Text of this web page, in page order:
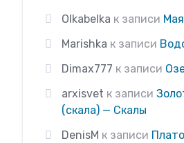
Olkabelka к записи
Marishka к записи
Dimax777 к записи
arxisvet к записи
(скала) — Скалы
DenisM к записи